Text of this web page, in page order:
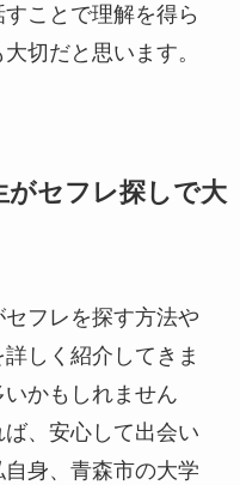
ことで理解を得ら
切だと思います。
がセフレ探しで大
フレを探す方法や
しく紹介してきま
かもしれません
、安心して出会い
身、青森市の大学